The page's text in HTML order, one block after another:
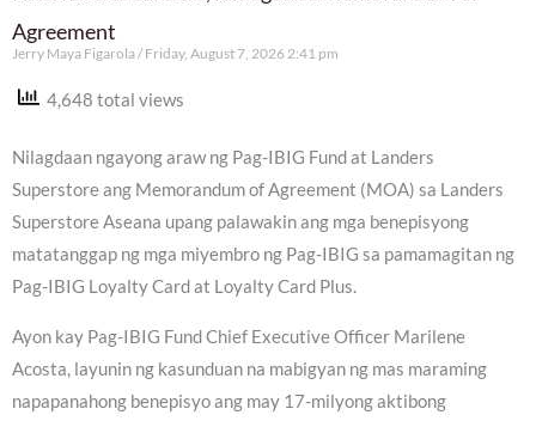
Agreement
Jerry Maya Figarola Friday, August 7, 2026 2:41 pm
4,648 total views
Nilagdaan ngayong araw ng Pag-IBIG Fund at Landers
Superstore ang Memorandum of Agreement (MOA) sa Landers
Superstore Aseana upang palawakin ang mga benepisyong
matatanggap ng mga miyembro ng Pag-IBIG sa pamamagitan ng
Pag-IBIG Loyalty Card at Loyalty Card Plus.
Ayon kay Pag-IBIG Fund Chief Executive Officer Marilene
Acosta, layunin ng kasunduan na mabigyan ng mas maraming
napapanahong benepisyo ang may 17-milyong aktibong